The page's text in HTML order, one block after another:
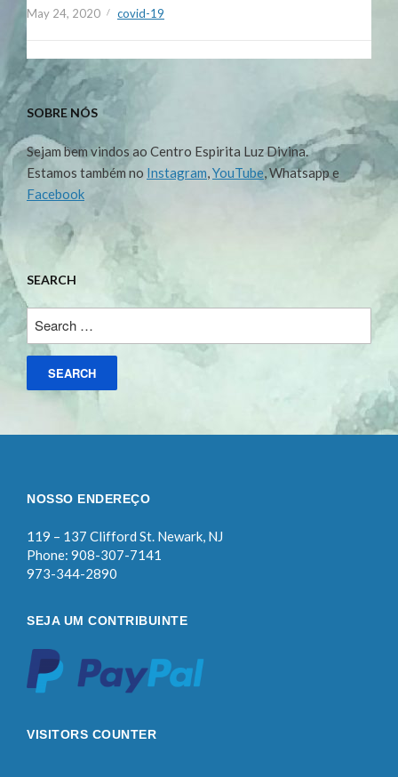
May 24, 2020 covid-19
SOBRE NÓS
Sejam bem vindos ao Centro Espirita Luz Divina.
Estamos também no Instagram YouTube, Whatsapp e
Facebook
SEARCH
NOSSO ENDEREÇO
119 – 137 Clifford St. Newark, NJ
Phone: 908-307-7141
973-344-2890
SEJA UM CONTRIBUINTE
VISITORS COUNTER